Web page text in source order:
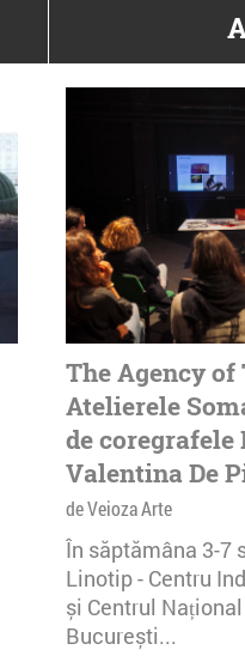
The Agency of
Atelierele
de
Valentina De
de Veioza Arte
În săptămâna 3-7
Linotip - Centru
și Centrul
București...